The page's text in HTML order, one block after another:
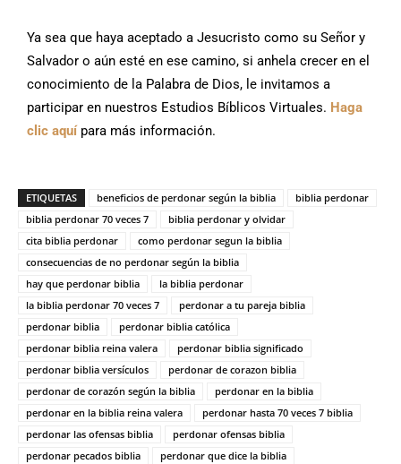
Ya sea que haya aceptado a Jesucristo como su Señor y
Salvador o aún esté en ese camino, si anhela crecer en el
conocimiento de la Palabra de Dios, le invitamos a
participar en nuestros Estudios Bíblicos Virtuales. Haga
clic aquípara más información.
ETIQUETAS beneficios de perdonar según la biblia
biblia perdonar
biblia perdonar 70 veces 7
biblia perdonar y olvidar
cita biblia perdonar
como perdonar segun la biblia
consecuencias de no perdonar según la biblia
hay que perdonar biblia
la biblia perdonar
la biblia perdonar 70 veces 7
perdonar a tu pareja biblia
perdonar biblia
perdonar biblia católica
perdonar biblia reina valera
perdonar biblia significado
perdonar biblia versículos
perdonar de corazon biblia
perdonar de corazón según la biblia
perdonar en la biblia
perdonar en la biblia reina valera
perdonar hasta 70 veces 7 biblia
perdonar las ofensas biblia
perdonar ofensas biblia
perdonar pecados biblia
perdonar que dice la biblia